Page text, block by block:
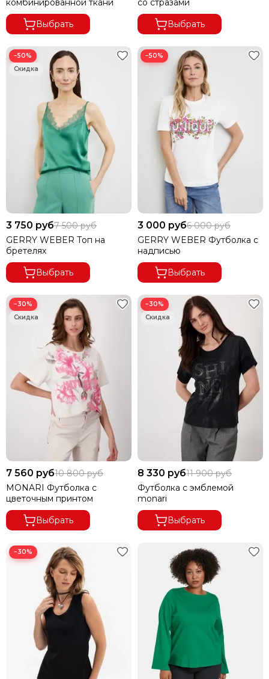
Выбрать
Выбрать
−50%
3 750 руб7 500 руб
GERRY WEBER Топ на
бретелях
Выбрать
−50%
3 000 руб6 000 руб
GERRY WEBER Футболка с
надписью
Выбрать
−30%
7 560 руб10 800 руб
MONARI Футболка с
цветочным принтом
Выбрать
−30%
8 330 руб11 900 руб
Футболка с эмблемой
monari
Выбрать
−30%